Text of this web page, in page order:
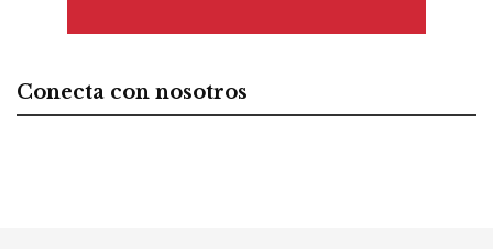
Conecta con nosotros